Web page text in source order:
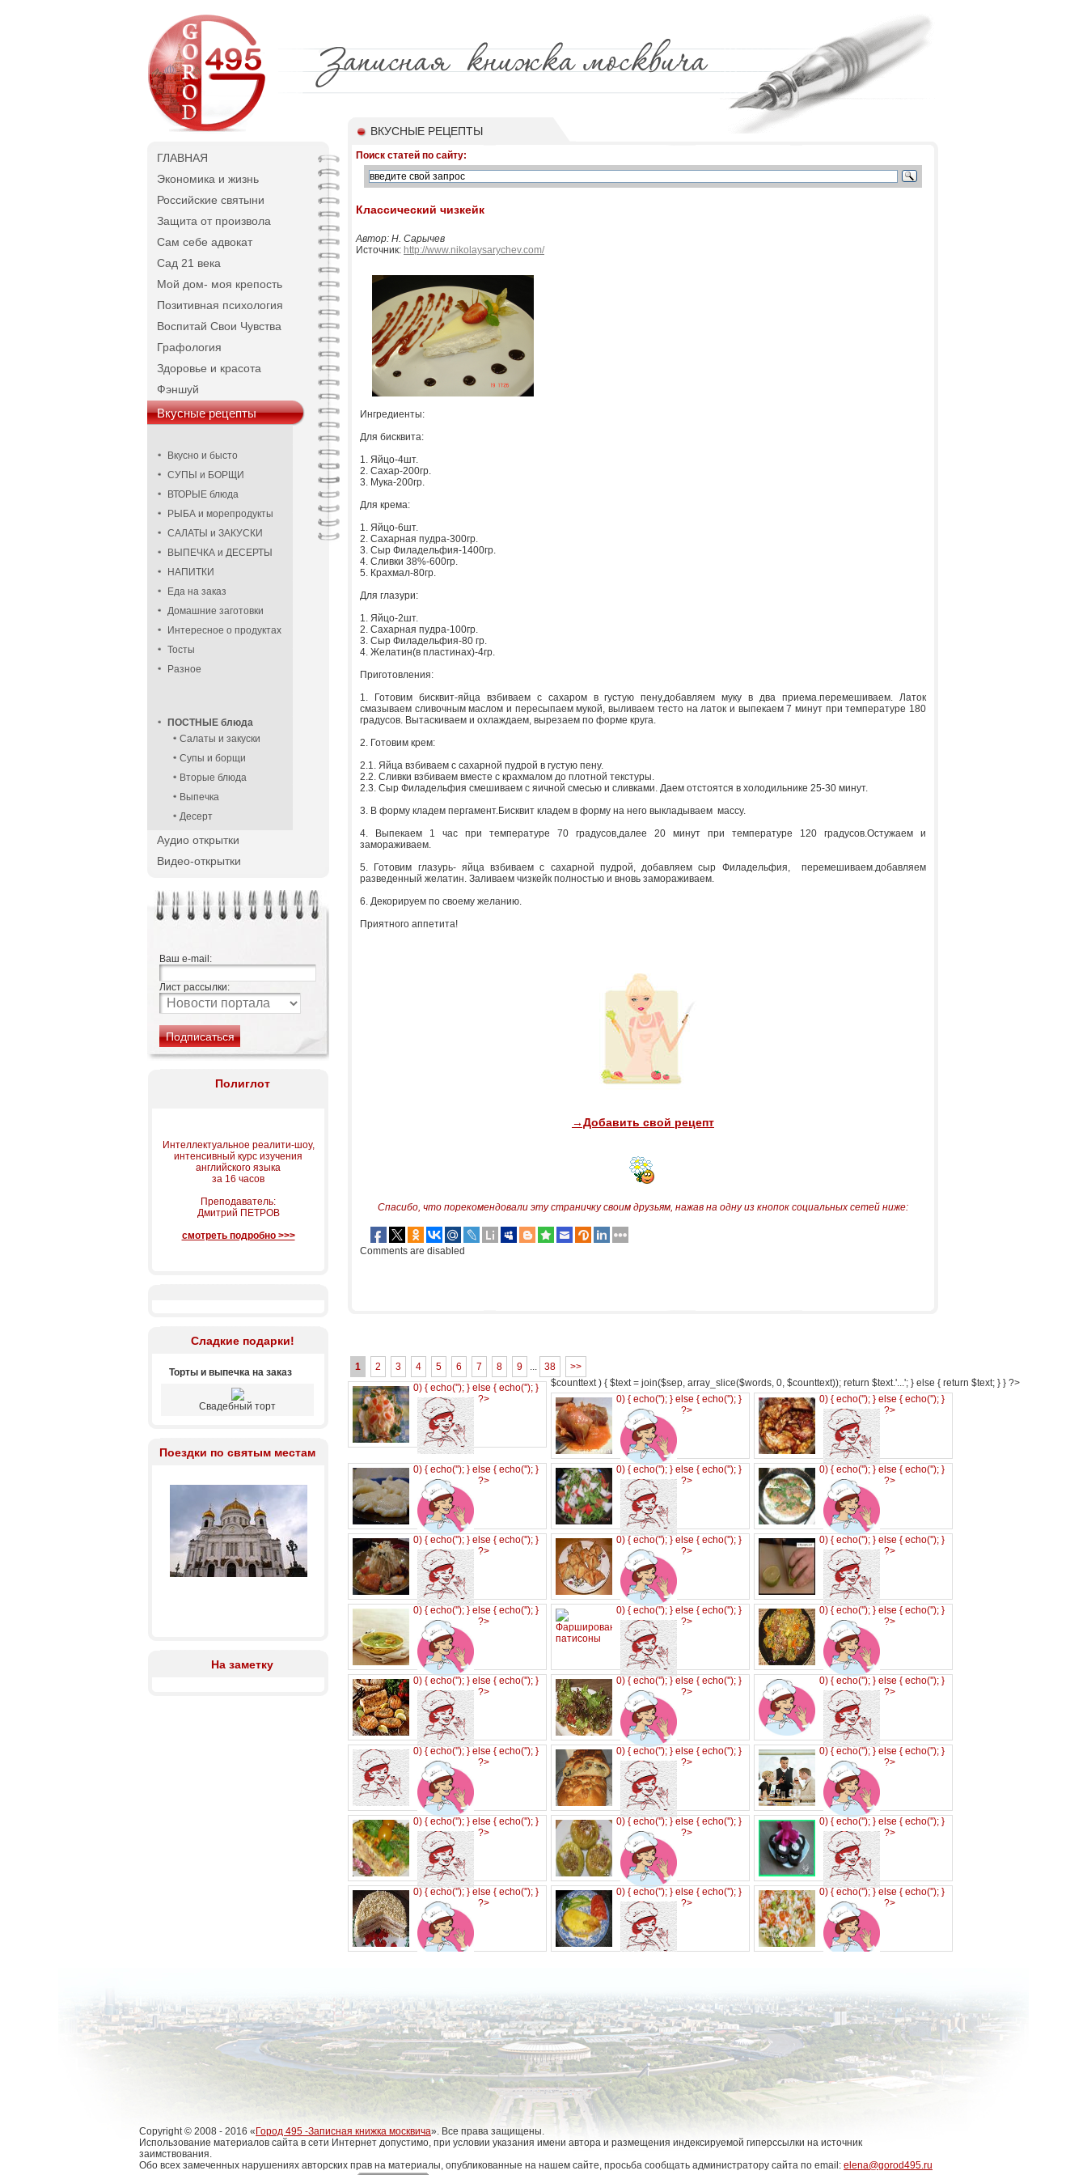
ГЛАВНАЯ
Экономика и жизнь
Российские святыни
Защита от произвола
Сам себе адвокат
Сад 21 века
Мой дом- моя крепость
Позитивная психология
Воспитай Свои Чувства
Графология
Здоровье и красота
Фэншуй
Вкусные рецепты
Вкусно и бысто
СУПЫ и БОРЩИ
ВТОРЫЕ блюда
РЫБА и морепродукты
САЛАТЫ и ЗАКУСКИ
ВЫПЕЧКА и ДЕСЕРТЫ
НАПИТКИ
Еда на заказ
Домашние заготовки
Интересное о продуктах
Тосты
Разное
ПОСТНЫЕ блюда
Салаты и закуски
Супы и борщи
Вторые блюда
Выпечка
Десерт
Аудио открытки
Видео-открытки
Ваш e-mail:
Лист рассылки:
Полиглот
Интеллектуальное реалити-шоу,
интенсивный курс изучения
английского языка
за 16 часов
Преподаватель:
Дмитрий ПЕТРОВ
смотреть подробно >>>
Сладкие подарки!
Торты и выпечка на заказ
Свадебный торт
Поездки по святым местам
На заметку
ВКУСНЫЕ РЕЦЕПТЫ
Поиск статей по сайту:
Классический чизкейк
Автор: Н. Сарычев
Источник: http://www.nikolaysarychev.com/
Ингредиенты:
Для бисквита:
1. Яйцо-4шт.
2. Сахар-200гр.
3. Мука-200гр.
Для крема:
1. Яйцо-6шт.
2. Сахарная пудра-300гр.
3. Сыр Филадельфия-1400гр.
4. Сливки 38%-600гр.
5. Крахмал-80гр.
Для глазури:
1. Яйцо-2шт.
2. Сахарная пудра-100гр.
3. Сыр Филадельфия-80 гр.
4. Желатин(в пластинах)-4гр.
Приготовления:
1. Готовим бисквит-яйца взбиваем с сахаром в густую пену,добавляем муку в два приема.перемешиваем. Латок
смазываем сливочным маслом и пересыпаем мукой, выливаем тесто на латок и выпекаем 7 минут при температуре 180
градусов. Вытаскиваем и охлаждаем, вырезаем по форме круга.
2. Готовим крем:
2.1. Яйца взбиваем с сахарной пудрой в густую пену.
2.2. Сливки взбиваем вместе с крахмалом до плотной текстуры.
2.3. Сыр Филадельфия смешиваем с яичной смесью и сливками. Даем отстоятся в холодильнике 25-30 минут.
3. В форму кладем пергамент.Бисквит кладем в форму на него выкладываем массу.
4. Выпекаем 1 час при температуре 70 градусов,далее 20 минут при температуре 120 градусов.Остужаем и
замораживаем.
5. Готовим глазурь- яйца взбиваем с сахарной пудрой, добавляем сыр Филадельфия, перемешиваем.добавляем
разведенный желатин. Заливаем чизкейк полностью и вновь замораживаем.
6. Декорируем по своему желанию.
Приятного аппетита!
→Добавить свой рецепт
Спасибо, что порекомендовали эту страничку своим друзьям, нажав на одну из кнопок социальных сетей ниже:
Comments are disabled
1 2 3 4 5 6 7 8 9 ... 38
>>
$counttext ) { $text = join($sep, array_slice($words, 0, $counttext)); return $text.'...'; } else { return $text; } } ?>
0) { echo(''); } else { echo(''); }
?>
0) { echo(''); } else { echo(''); }
?>
0) { echo(''); } else { echo(''); }
?>
0) { echo(''); } else { echo(''); }
?>
0) { echo(''); } else { echo(''); }
?>
0) { echo(''); } else { echo(''); }
?>
0) { echo(''); } else { echo(''); }
?>
0) { echo(''); } else { echo(''); }
?>
0) { echo(''); } else { echo(''); }
?>
0) { echo(''); } else { echo(''); }
?>
0) { echo(''); } else { echo(''); }
?>
0) { echo(''); } else { echo(''); }
?>
0) { echo(''); } else { echo(''); }
?>
0) { echo(''); } else { echo(''); }
?>
0) { echo(''); } else { echo(''); }
?>
0) { echo(''); } else { echo(''); }
?>
0) { echo(''); } else { echo(''); }
?>
0) { echo(''); } else { echo(''); }
?>
0) { echo(''); } else { echo(''); }
?>
0) { echo(''); } else { echo(''); }
?>
0) { echo(''); } else { echo(''); }
?>
0) { echo(''); } else { echo(''); }
?>
0) { echo(''); } else { echo(''); }
?>
0) { echo(''); } else { echo(''); }
?>
Copyright © 2008 - 2016 « Город 495 -Записная книжка москвича». Все права защищены.
Использование материалов сайта в сети Интернет допустимо, при условии указания имени автора и размещения индексируемой гиперссылки на источник
заимствования.
Обо всех замеченных нарушениях авторских прав на материалы, опубликованные на нашем сайте, просьба сообщать администратору сайта по email: elena@gorod495.ru